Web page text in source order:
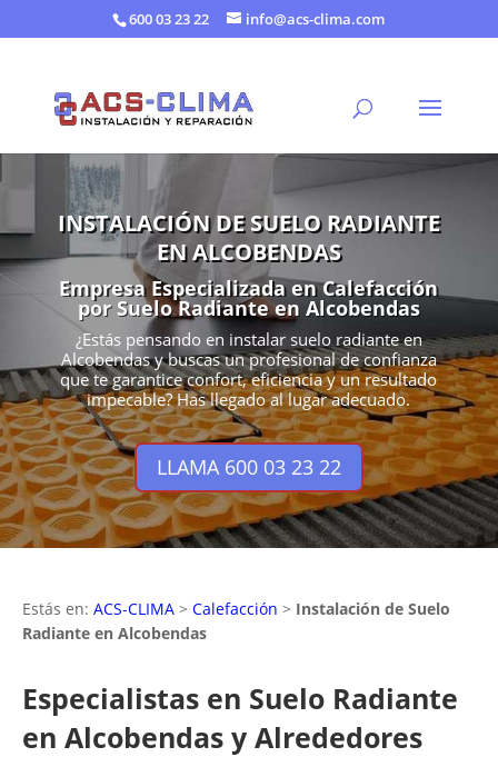
600 03 23 22 info@acs-clima.com
INSTALACIÓN DE SUELO RADIANTE
EN ALCOBENDAS
Empresa Especializada en Calefacción
por Suelo Radiante en Alcobendas
¿Estás pensando en instalar suelo radiante en
Alcobendas y buscas un profesional de confianza
que te garantice confort, eficiencia y un resultado
impecable? Has llegado al lugar adecuado.
LLAMA 600 03 23 22
Estás en: ACS-CLIMA > Calefacción > Instalación de Suelo
Radiante en Alcobendas
Especialistas en Suelo Radiante
en Alcobendas y Alrededores